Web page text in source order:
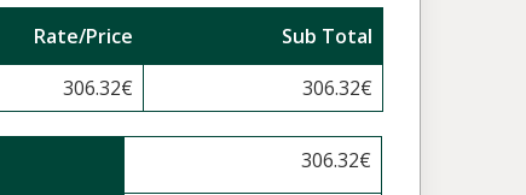
Rate/Price
Sub Total
306.32€ 306.32€
306.32€